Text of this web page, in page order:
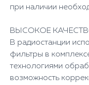
при наличии
ВЫСОКОЕ
В радиостанции
фильтры в
технологиями
возможность